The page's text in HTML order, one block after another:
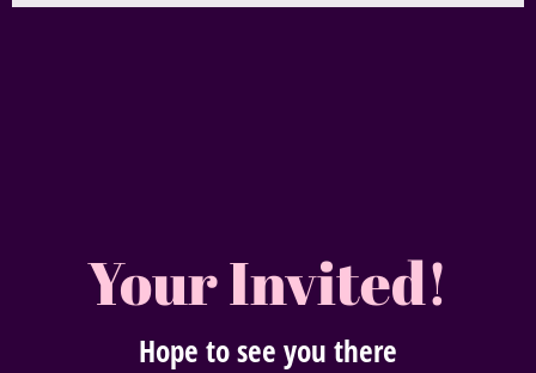
Your Invited!
Hope to see you there